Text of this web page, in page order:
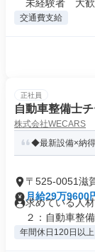
未経験者 大歓
交通費支給
正社員
自動車整備士
株式会社WECARS
◆最新設備×納
〒525-0051滋
月給29万9600
求めている人
２：自動車整
年間休日120日以上